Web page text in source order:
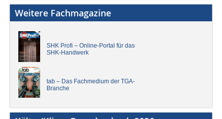
Weitere Fachmagazine
SHK Profi – Online-Portal für das
SHK-Handwerk
tab – Das Fachmedium der TGA-
Branche